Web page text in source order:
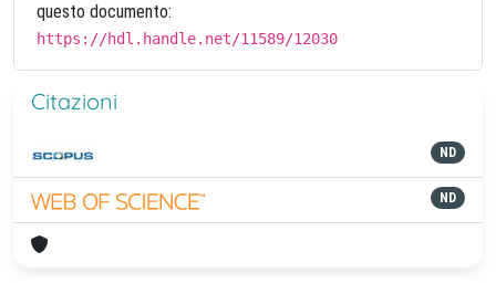
questo documento:
https://hdl.handle.net/11589/12030
Citazioni
ND
ND